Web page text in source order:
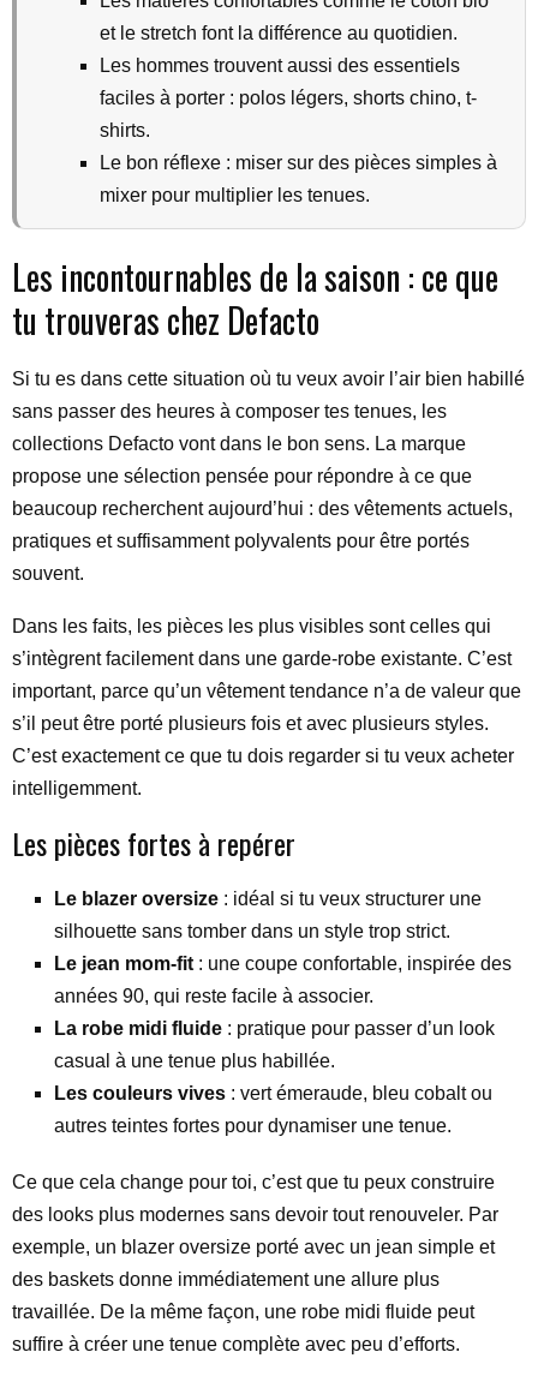
et le stretch font la différence au quotidien.
Les hommes trouvent aussi des essentiels
faciles à porter : polos légers, shorts chino, t-
shirts.
Le bon réflexe : miser sur des pièces simples à
mixer pour multiplier les tenues.
Les incontournables de la saison : ce que
tu trouveras chez Defacto
Si tu es dans cette situation où tu veux avoir l’air bien habillé
sans passer des heures à composer tes tenues, les
collections Defacto vont dans le bon sens. La marque
propose une sélection pensée pour répondre à ce que
beaucoup recherchent aujourd’hui : des vêtements actuels,
pratiques et suffisamment polyvalents pour être portés
souvent.
Dans les faits, les pièces les plus visibles sont celles qui
s’intègrent facilement dans une garde-robe existante. C’est
important, parce qu’un vêtement tendance n’a de valeur que
s’il peut être porté plusieurs fois et avec plusieurs styles.
C’est exactement ce que tu dois regarder si tu veux acheter
intelligemment.
Les pièces fortes à repérer
Le blazer oversize : idéal si tu veux structurer une
silhouette sans tomber dans un style trop strict.
Le jean mom-fit : une coupe confortable, inspirée des
années 90, qui reste facile à associer.
La robe midi fluide : pratique pour passer d’un look
casual à une tenue plus habillée.
Les couleurs vives : vert émeraude, bleu cobalt ou
autres teintes fortes pour dynamiser une tenue.
Ce que cela change pour toi, c’est que tu peux construire
des looks plus modernes sans devoir tout renouveler. Par
exemple, un blazer oversize porté avec un jean simple et
des baskets donne immédiatement une allure plus
travaillée. De la même façon, une robe midi fluide peut
suffire à créer une tenue complète avec peu d’efforts.